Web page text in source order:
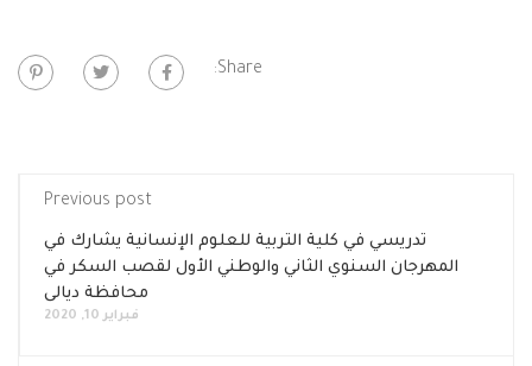
Share:
Previous post
تدريسي في كلية التربية للعلوم الإنسانية يشارك في
المهرجان السنوي الثاني والوطني الأول لقصب السكر في
محافظة ديالى
فبراير 10, 2020